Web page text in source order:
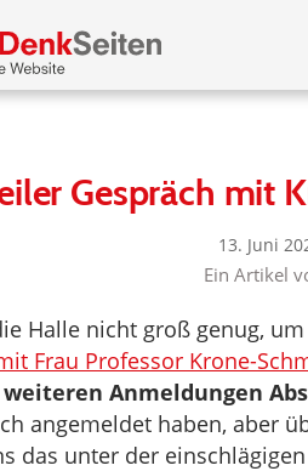
Gespräch mit
13. Juni
Ein Artikel
Halle nicht groß genug,
Frau Professor Krone-
Anmeldungen
angemeldet haben, aber
das unter der